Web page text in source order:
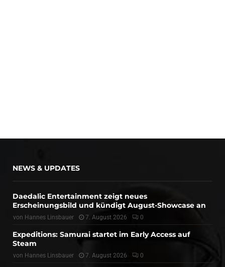
NEWS & UPDATES
Daedalic Entertainment zeigt neues
Erscheinungsbild und kündigt August-Showcase an
von Hannes Linsbauer 7. August 2026 0
Expeditions: Samurai startet im Early Access auf
Steam
von Hannes Linsbauer 7. August 2026 0